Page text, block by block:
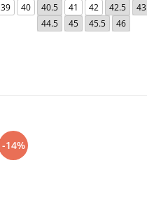
39 40 40.5 41 42 42.5 43
44.5
45 45.5 46
-14%